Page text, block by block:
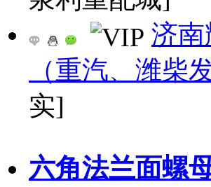
济
（重汽、潍柴
实]
六角法兰面螺